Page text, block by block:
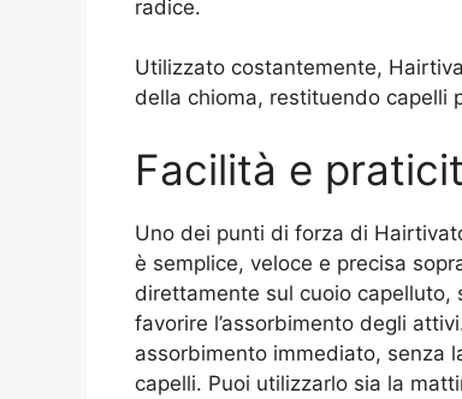
radice.
Utilizzato costantemente,
della chioma, restituendo capelli
Facilità e
Uno dei punti di forza di
è semplice, veloce e precisa
direttamente sul cuoio
favorire l’assorbimento degli
assorbimento immediato, senza
capelli. Puoi utilizzarlo sia la